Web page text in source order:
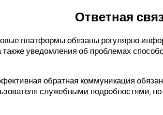
Ответная
платформы обязаны регулярно
также уведомления об проблемах
обратная коммуникация
служебными подробностями,